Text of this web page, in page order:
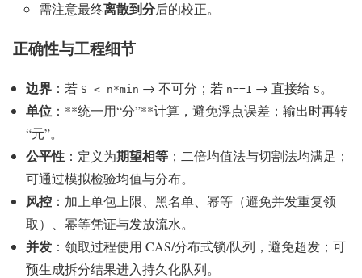
需注意最终离散到分后的校正。
正确性与工程细节
边界 ：若 S < n*min → 不可分；若 n==1 → 直接给 S 。
单位 ：**统一用“分”**计算，避免浮点误差；输出时再转
“元”。
公平性 ：定义为期望相等 ；二倍均值法与切割法均满足；
可通过模拟检验均值与分布。
风控 ：加上单包上限、黑名单、幂等（避免并发重复领
取）、幂等凭证与发放流水。
并发 ：领取过程使用 CAS/分布式锁/队列，避免超发；可
预生成拆分结果进入持久化队列。